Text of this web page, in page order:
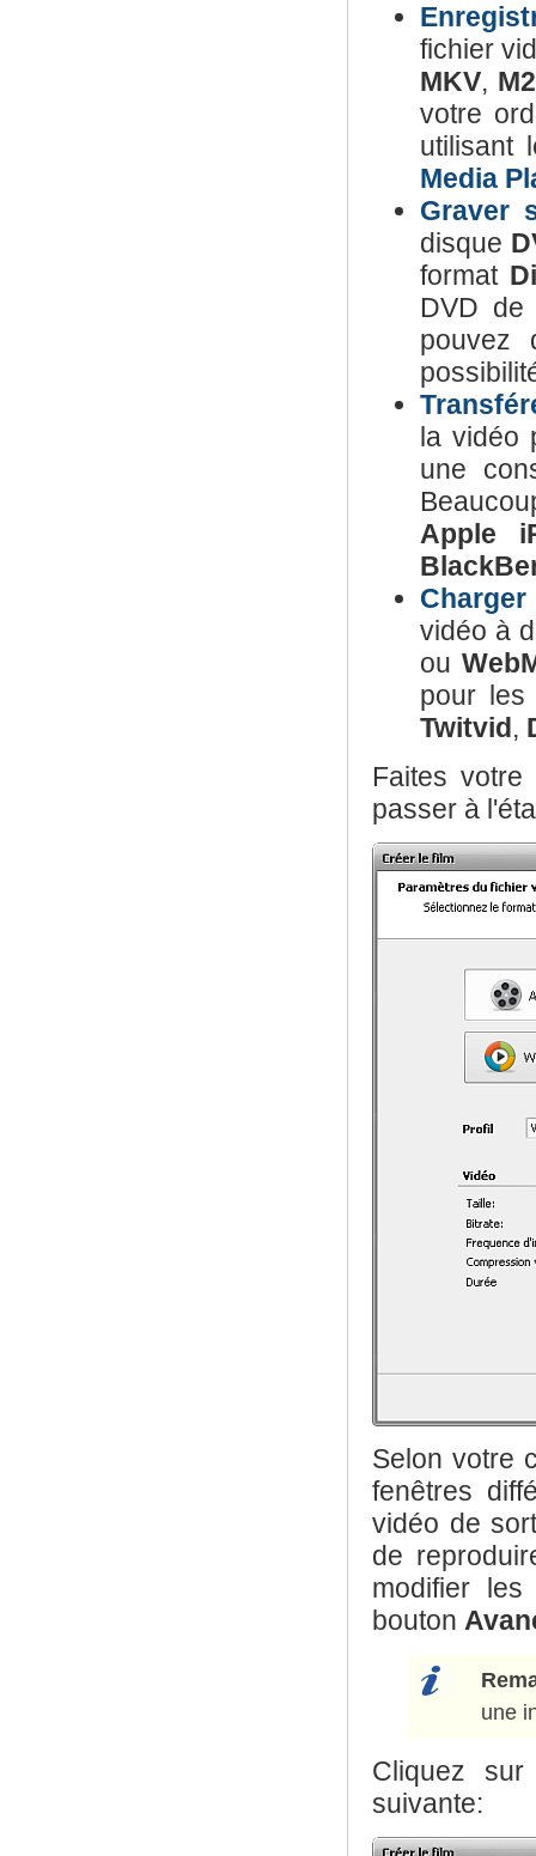
fichier
MKV,
votre
utilisant
Media
Graver
disque
format
DVD de
pouvez
la vidéo
une
Apple
vidéo à
ou
pour
Twitvid,
Faites
passer à
Selon votre
fenêtres
vidéo de
de
modifier
bouton
une
Cliquez
suivante: